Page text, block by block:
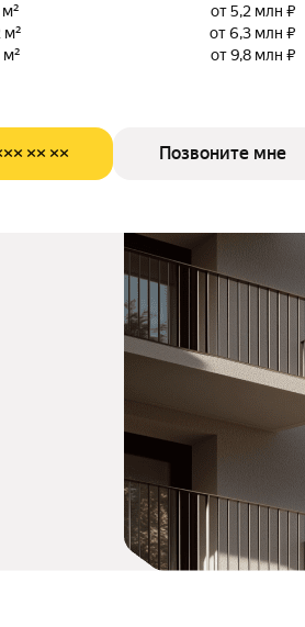
от 5,2 млн ₽
м²
от 6,3 млн ₽
м²
от 9,8 млн ₽
×× ×× Позвоните мне